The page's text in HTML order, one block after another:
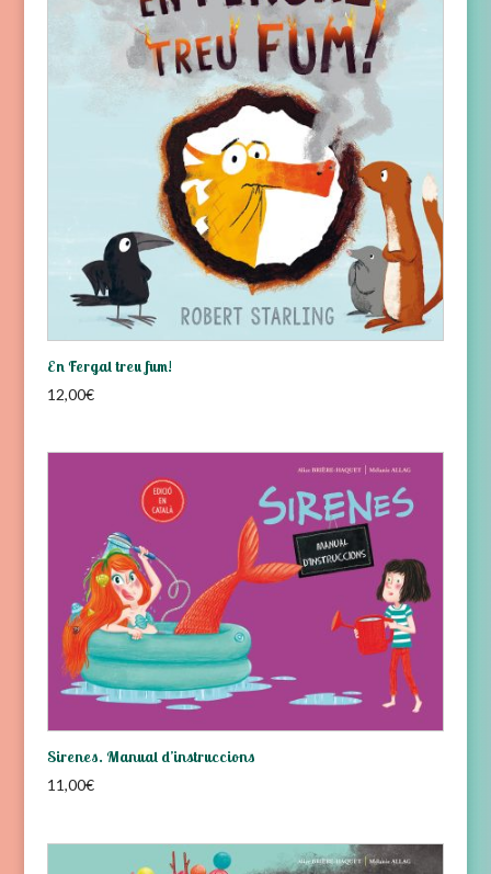
En Fergal treu fum!
12,00€
Sirenes. Manual d’instruccions
11,00€